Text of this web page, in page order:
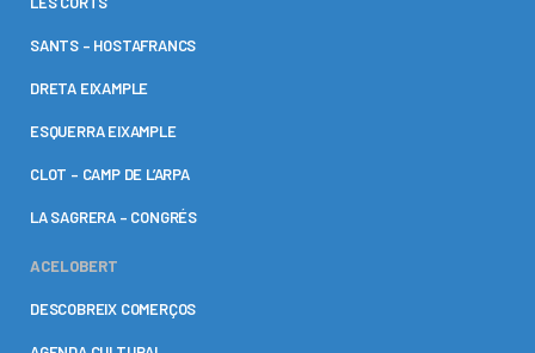
SANTS – HOSTAFRANCS
DRETA EIXAMPLE
ESQUERRA EIXAMPLE
CLOT – CAMP DE L’ARPA
LA SAGRERA – CONGRÉS
ACELOBERT
DESCOBREIX COMERÇOS